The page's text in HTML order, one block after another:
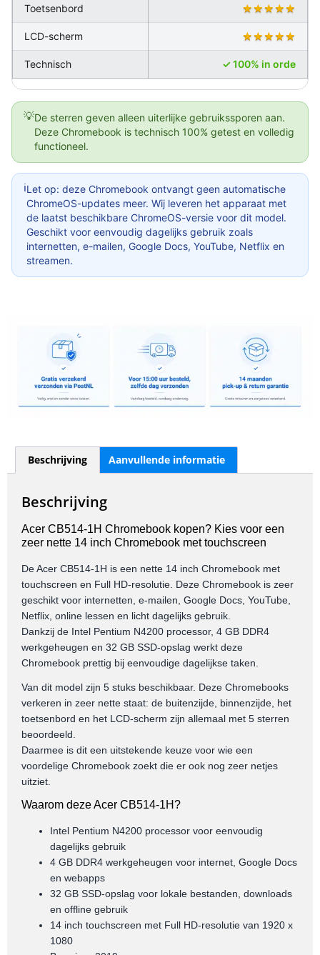
Toetsenbord ★★★★★
LCD-scherm ★★★★★
Technisch ✓ 100% in orde
💡De sterren geven alleen uiterlijke gebruikssporen aan.
Deze Chromebook is technisch 100% getest en volledig
functioneel.
ℹ️Let op: deze Chromebook ontvangt geen automatische
ChromeOS-updates meer. Wij leveren het apparaat met
de laatst beschikbare ChromeOS-versie voor dit model.
Geschikt voor eenvoudig dagelijks gebruik zoals
internetten, e-mailen, Google Docs, YouTube, Netflix en
streamen.
Beschrijving Aanvullende informatie
Beschrijving
Acer CB514-1H Chromebook kopen? Kies voor een
zeer nette 14 inch Chromebook met touchscreen
De Acer CB514-1H is een nette 14 inch Chromebook met
touchscreen en Full HD-resolutie. Deze Chromebook is zeer
geschikt voor internetten, e-mailen, Google Docs, YouTube,
Netflix, online lessen en licht dagelijks gebruik.
Dankzij de Intel Pentium N4200 processor, 4 GB DDR4
werkgeheugen en 32 GB SSD-opslag werkt deze
Chromebook prettig bij eenvoudige dagelijkse taken.
Van dit model zijn 5 stuks beschikbaar. Deze Chromebooks
verkeren in zeer nette staat: de buitenzijde, binnenzijde, het
toetsenbord en het LCD-scherm zijn allemaal met 5 sterren
beoordeeld.
Daarmee is dit een uitstekende keuze voor wie een
voordelige Chromebook zoekt die er ook nog zeer netjes
uitziet.
Waarom deze Acer CB514-1H?
Intel Pentium N4200 processor voor eenvoudig
dagelijks gebruik
4 GB DDR4 werkgeheugen voor internet, Google Docs
en webapps
32 GB SSD-opslag voor lokale bestanden, downloads
en offline gebruik
14 inch touchscreen met Full HD-resolutie van 1920 x
1080